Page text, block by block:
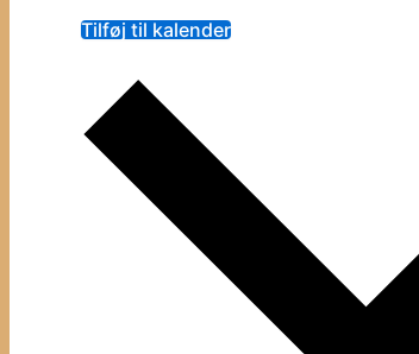
Tilføj til kalender